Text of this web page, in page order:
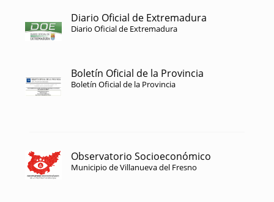
Diario Oficial de Extremadura
Diario Oficial de Extremadura
Boletín Oficial de la Provincia
Boletín Oficial de la Provincia
Observatorio Socioeconómico
Municipio de Villanueva del Fresno